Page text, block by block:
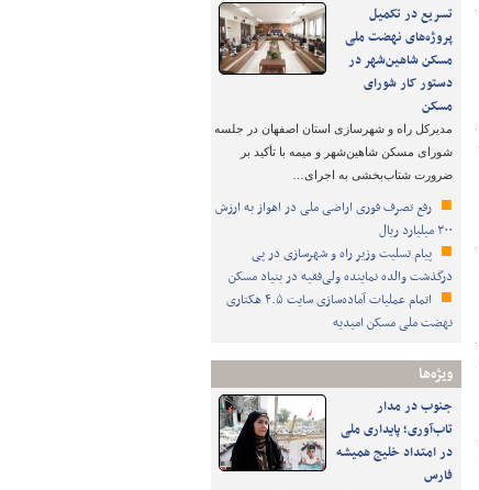
تسریع در تکمیل
پروژه‌های نهضت ملی
مسکن شاهین‌شهر در
دستور کار شورای
مسکن
مدیرکل راه و شهرسازی استان اصفهان در جلسه
شورای مسکن شاهین‌شهر و میمه با تأکید بر
ضرورت شتاب‌بخشی به اجرای…
رفع تصرف فوری اراضی ملی در اهواز به ارزش
۳۰۰ میلیارد ریال
پیام تسلیت وزیر راه و شهرسازی در پی
درگذشت والده نماینده ولی‌فقیه در بنیاد مسکن
اتمام عملیات آماده‌سازی سایت ۴.۵ هکتاری
نهضت ملی مسکن امیدیه
ویژه‌ها
جنوب در مدار
تاب‌آوری؛ پایداری ملی
در امتداد خلیج همیشه
فارس